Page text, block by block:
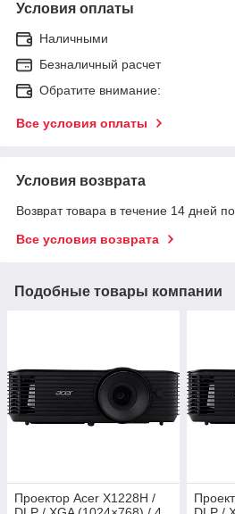
Условия оплаты
Наличными
Безналичный расчет
Обратите внимание:
Все условия оплаты
Условия возврата
Возврат товара в течение 14 дней
Все условия возврата
Подобные товары компании
Проектор Acer X1228H /